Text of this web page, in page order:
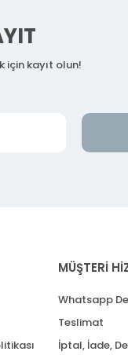
için kayıt olun!
MÜŞTERİ
Whatsapp
Teslimat
İptal, İade,